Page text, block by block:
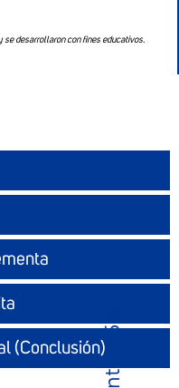
desarrollaron con fines educativos.
(Conclusión)85%